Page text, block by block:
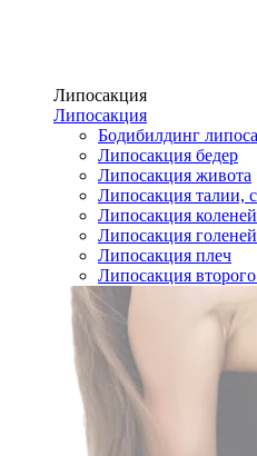
Липосакция
Липосакция
Бодибилдинг
Липосакция бедер
Липосакция живота
Липосакция талии,
Липосакция коленей
Липосакция голеней
Липосакция плеч
Липосакция